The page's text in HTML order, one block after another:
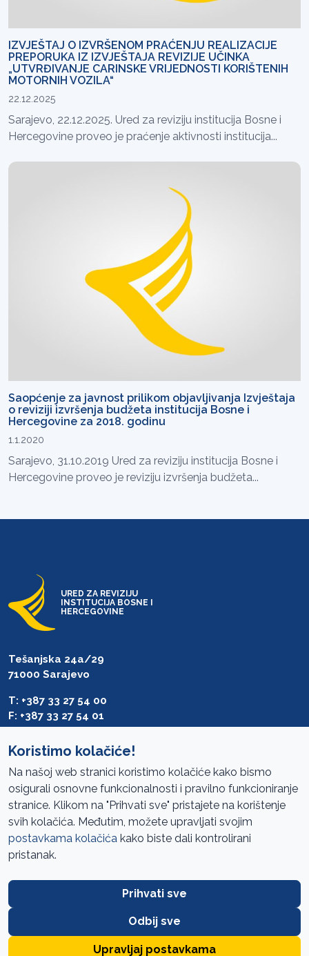
IZVJEŠTAJ O IZVRŠENOM PRAĆENJU REALIZACIJE
PREPORUKA IZ IZVJEŠTAJA REVIZIJE UČINKA
„UTVRĐIVANJE CARINSKE VRIJEDNOSTI KORIŠTENIH
MOTORNIH VOZILA“
22.12.2025
Sarajevo, 22.12.2025. Ured za reviziju institucija Bosne i
Hercegovine proveo je praćenje aktivnosti institucija...
Saopćenje za javnost prilikom objavljivanja Izvještaja
o reviziji izvršenja budžeta institucija Bosne i
Hercegovine za 2018. godinu
1.1.2020
Sarajevo, 31.10.2019 Ured za reviziju institucija Bosne i
Hercegovine proveo je reviziju izvršenja budžeta...
URED ZA REVIZIJU
INSTITUCIJA BOSNE I
HERCEGOVINE
Tešanjska 24a/29
71000 Sarajevo
T: +387 33 27 54 00
F: +387 33 27 54 01
Pristup informacijama
Mapa sajta
Oglasi
FAQ
Koristimo kolačiće!
Na našoj web stranici koristimo kolačiće kako bismo
osigurali osnovne funkcionalnosti i pravilno funkcioniranje
stranice. Klikom na "Prihvati sve" pristajete na korištenje
svih kolačića. Međutim, možete upravljati svojim
postavkama kolačića kako biste dali kontrolirani
pristanak.
Prihvati sve
Odbij sve
Upravljaj postavkama